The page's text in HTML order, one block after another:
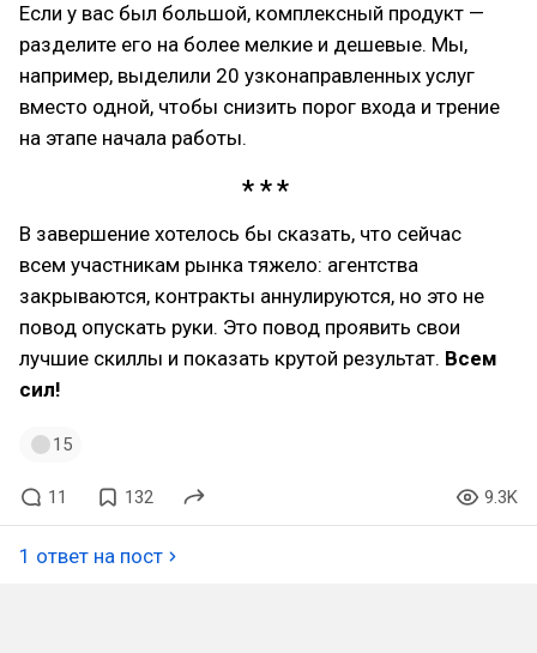
Если у вас был большой, комплексный продукт —
разделите его на более мелкие и дешевые. Мы,
например, выделили 20 узконаправленных услуг
вместо одной, чтобы снизить порог входа и трение
на этапе начала работы.
В завершение хотелось бы сказать, что сейчас
всем участникам рынка тяжело: агентства
закрываются, контракты аннулируются, но это не
повод опускать руки. Это повод проявить свои
лучшие скиллы и показать крутой результат. Всем
сил!
15
11 132 9.3K
1 ответ на пост